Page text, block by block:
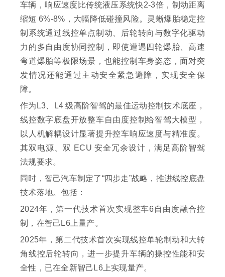
车辆，响应速度比传统液压系统快2-3倍，制动距离
缩短 6%-8%，大幅降低碰撞风险。灵蜥爆胎稳定控
制系统通过线控单点制动、后轮转向与数字化驱动
力的多自由度协同控制，即使遭遇四轮爆胎、高速
弯道爆胎等极限场景，也能控制车身姿态，面对突
发情况还能通过主动安全紧急避障，实现安全保
障。
作为L3、L4 级高阶智驾的最佳运动控制技术底座，
线控数字底盘开放整车自由度控制给智驾大模型，
以人机解耦设计显著提升控车响应速度与精准度。
其双电源、双 ECU 安全冗余设计，满足高阶智驾
法规要求。
同时，智己汽车制定了“四步走”战略，推进线控底盘
技术落地。包括：
2024年，第一代技术首次实现整车6自由度融合控
制，在智己L6上量产。
2025年，第二代技术首次实现线控单轮制动和大转
角线控后轮转向，进一步提升车辆的操控性能和安
全性，已在全新智己L6上实现量产。